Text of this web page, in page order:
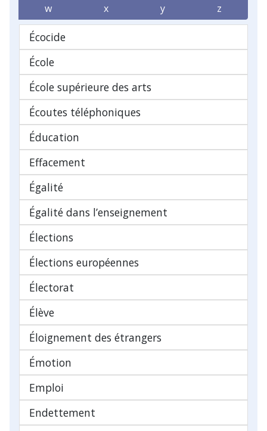
w
x y z
Écocide
École
École supérieure des arts
Écoutes téléphoniques
Éducation
Effacement
Égalité
Égalité dans l’enseignement
Élections
Élections européennes
Électorat
Élève
Éloignement des étrangers
Émotion
Emploi
Endettement